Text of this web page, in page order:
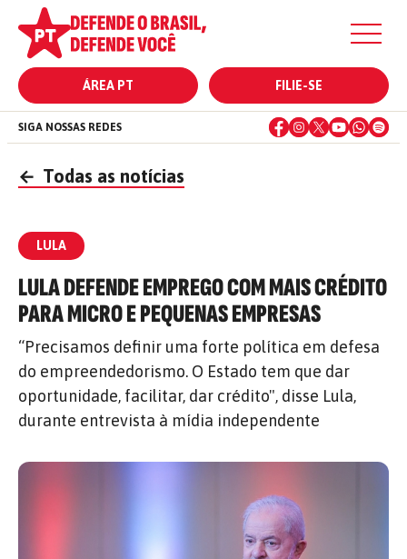
ÁREA PT FILIE-SE
SIGA NOSSAS REDES
← Todas as notícias
LULA
LULA DEFENDE EMPREGO COM MAIS CRÉDITO
PARA MICRO E PEQUENAS EMPRESAS
“Precisamos definir uma forte política em defesa
do empreendedorismo. O Estado tem que dar
oportunidade, facilitar, dar crédito", disse Lula,
durante entrevista à mídia independente